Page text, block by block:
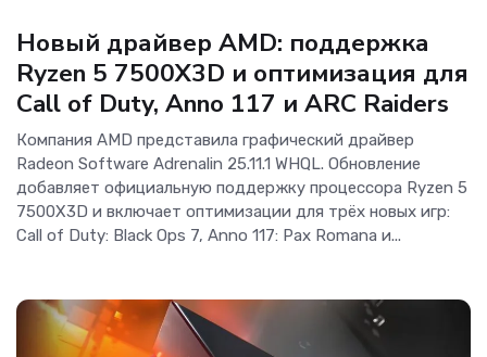
Новый драйвер AMD: поддержка
Ryzen 5 7500X3D и оптимизация для
Call of Duty, Anno 117 и ARC Raiders
Компания AMD представила графический драйвер
Radeon Software Adrenalin 25.11.1 WHQL. Обновление
добавляет официальную поддержку процессора Ryzen 5
7500X3D и включает оптимизации для трёх новых игр:
Call of Duty: Black Ops 7, Anno 117: Pax Romana и...